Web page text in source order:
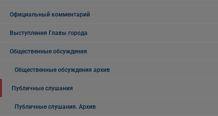
Официальный комментарий
Выступления Главы города
Общественные обсуждения
Общественные обсуждения архив
Публичные слушания
Публичные слушания. Архив